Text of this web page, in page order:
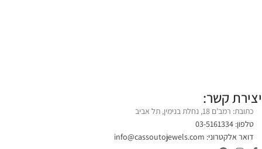
יצירת קשר:
כתובת: רמב'ם 18, נחלת בנימין, תל אביב
טלפון: 03-5161334
דואר אלקטרוני: info@cassoutojewels.com